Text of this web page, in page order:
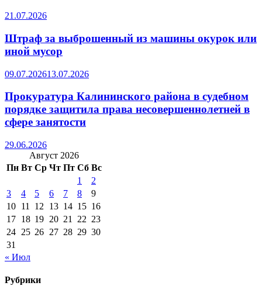
21.07.2026
Штраф за выброшенный из машины окурок или
иной мусор
09.07.202613.07.2026
Прокуратура Калининского района в судебном
порядке защитила права несовершеннолетней в
сфере занятости
29.06.2026
Август 2026
Пн Вт Ср Чт Пт Сб Вс
1
2
3
4 5 6 7 8
9
10 11 12 13 14 15 16
17 18 19 20 21 22 23
24 25 26 27 28 29 30
31
« Июл
Рубрики